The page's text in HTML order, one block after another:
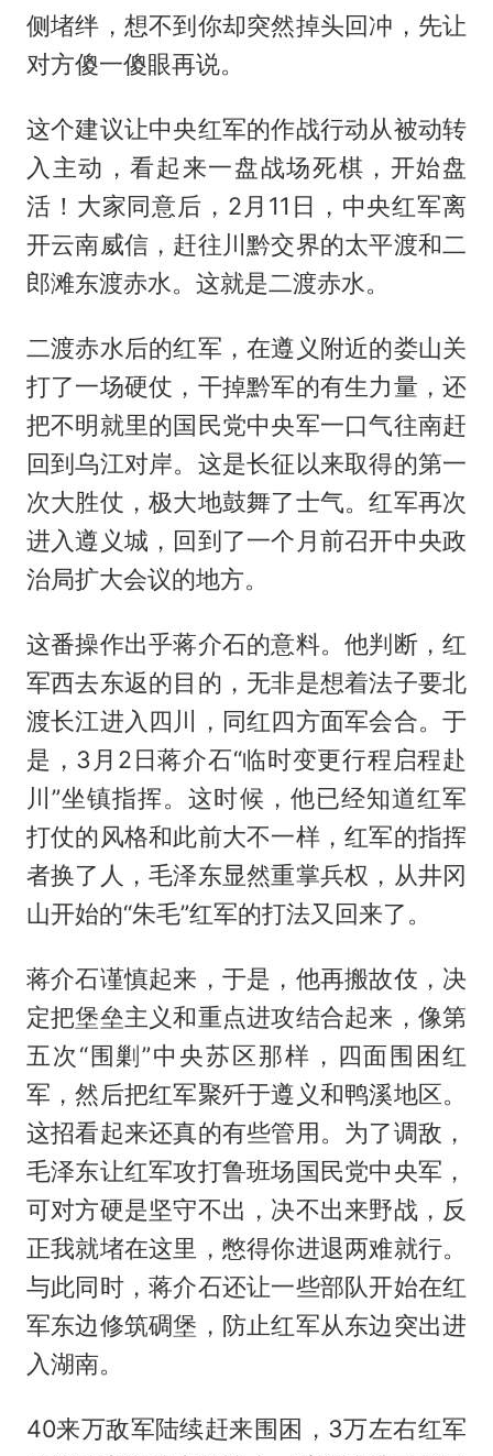
侧堵绊，想不到你却突然掉头回冲，先让
对方傻一傻眼再说。
这个建议让中央红军的作战行动从被动转
入主动，看起来一盘战场死棋，开始盘
活！大家同意后，2月11日，中央红军离
开云南威信，赶往川黔交界的太平渡和二
郎滩东渡赤水。这就是二渡赤水。
二渡赤水后的红军，在遵义附近的娄山关
打了一场硬仗，干掉黔军的有生力量，还
把不明就里的国民党中央军一口气往南赶
回到乌江对岸。这是长征以来取得的第一
次大胜仗，极大地鼓舞了士气。红军再次
进入遵义城，回到了一个月前召开中央政
治局扩大会议的地方。
这番操作出乎蒋介石的意料。他判断，红
军西去东返的目的，无非是想着法子要北
渡长江进入四川，同红四方面军会合。于
是，3月2日蒋介石“临时变更行程启程赴
川”坐镇指挥。这时候，他已经知道红军
打仗的风格和此前大不一样，红军的指挥
者换了人，毛泽东显然重掌兵权，从井冈
山开始的“朱毛”红军的打法又回来了。
蒋介石谨慎起来，于是，他再搬故伎，决
定把堡垒主义和重点进攻结合起来，像第
五次“围剿”中央苏区那样，四面围困红
军，然后把红军聚歼于遵义和鸭溪地区。
这招看起来还真的有些管用。为了调敌，
毛泽东让红军攻打鲁班场国民党中央军，
可对方硬是坚守不出，决不出来野战，反
正我就堵在这里，憋得你进退两难就行。
与此同时，蒋介石还让一些部队开始在红
军东边修筑碉堡，防止红军从东边突出进
入湖南。
40来万敌军陆续赶来围困，3万左右红军